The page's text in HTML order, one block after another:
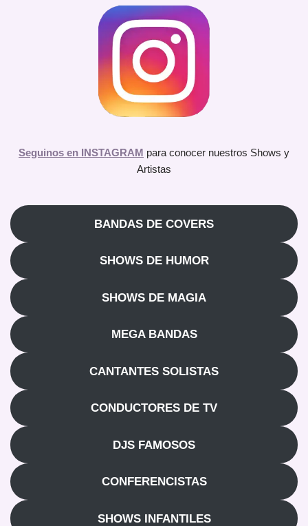
Seguinos en INSTAGRAM para conocer nuestros Shows y
Artistas
BANDAS DE COVERS
SHOWS DE HUMOR
SHOWS DE MAGIA
MEGA BANDAS
CANTANTES SOLISTAS
CONDUCTORES DE TV
DJS FAMOSOS
CONFERENCISTAS
SHOWS INFANTILES